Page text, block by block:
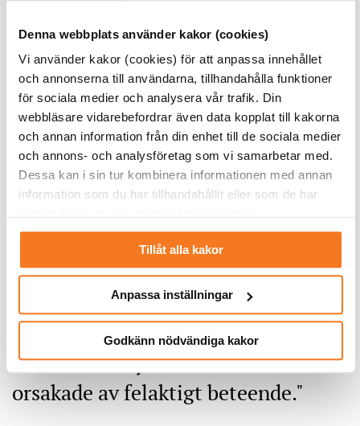
Denna webbplats använder kakor (cookies)
Vi använder kakor (cookies) för att anpassa innehållet
och annonserna till användarna, tillhandahålla funktioner
för sociala medier och analysera vår trafik. Din
webbläsare vidarebefordrar även data kopplat till kakorna
och annan information från din enhet till de sociala medier
och annons- och analysföretag som vi samarbetar med.
Dessa kan i sin tur kombinera informationen med annan
information som du har tillhandahållit eller som de har
Tillåt alla kakor
Anpassa inställningar
Godkänn nödvändiga kakor
ska uppfylla samma kvalitetskrav.
– Det gör vi mot en bakgrund där vi haft och kanske även
fortfarande har utbildningsanordnare som erbjuder
utbildningar för betydligt fler deltagare än vad vi
förespråkar eller som genomförs på kortare tid. Vi har till
och med hört exempel att man inte ens behöver vara på
plats utan att det går att köpa ett intyg. Det ska inte vara
möjligt, säger Kristian Öhrn.
Finns det risk för att det saknas tillräckligt med godkända
utbildningsföretag den 1 januari?
– Jag tror inte det. Redan i början av november hade vi
kontrakterat ett 20-tal utbildningsanordnare, så alla är väl
förberedda på övergången.
76%av elolyckorna bedöms
orsakade av felaktigt beteende."